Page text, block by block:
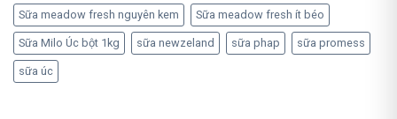
Sữa meadow fresh nguyên kem Sữa meadow fresh ít béo
Sữa Milo Úc bột 1kg sữa newzeland sữa phap sữa promess
sữa úc